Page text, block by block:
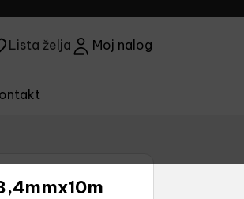
Moj nalog
Lista želja